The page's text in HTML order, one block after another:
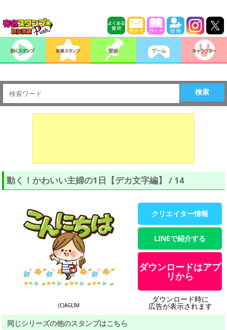
検索
動く！かわいい主婦の1日【デカ文字編】 / 14
(C)AGLIM
クリエイター情報
LINEで紹介する
ダウンロードはアプ
リから
ダウンロード時に
広告が表示されます
同じシリーズの他のスタンプはこちら